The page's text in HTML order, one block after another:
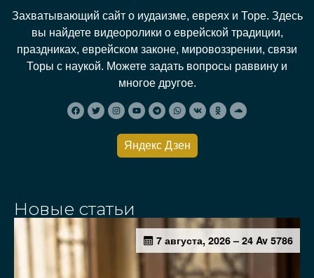
Захватывающий сайт о иудаизме, евреях и Торе. Здесь
вы найдете видеоролики о еврейской традиции,
праздниках, еврейском законе, мировоззрении, связи
Торы с наукой. Можете задать вопросы раввину и
многое другое.
Яндекс Дзен
Новые статьи